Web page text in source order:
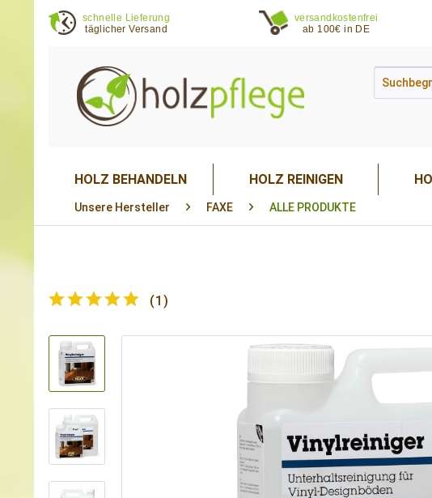
schnelle Lieferung
täglicher Versand
versandkostenfrei
ab 100€ in DE
HOLZ BEHANDELN HOLZ REINIGEN
Unsere Hersteller FAXE ALLE PRODUKTE
(1 )